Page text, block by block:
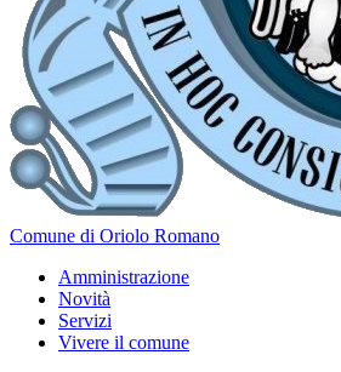
Comune di Oriolo Romano
Amministrazione
Novità
Servizi
Vivere il comune